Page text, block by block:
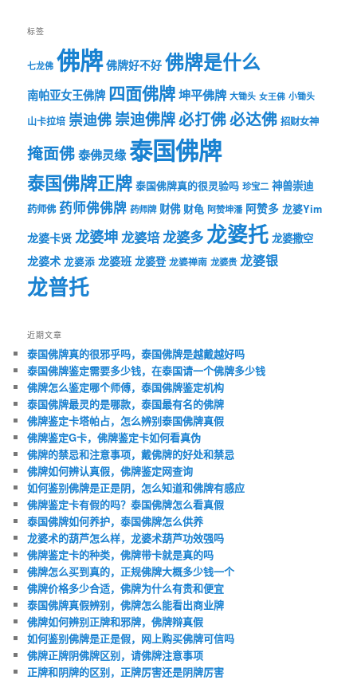
标签
七龙佛 佛牌 佛牌好不好 佛牌是什么
南帕亚女王佛牌 四面佛牌坤平佛牌 大锄头 女王佛 小锄头
山卡拉培 崇迪佛崇迪佛牌必打佛必达佛 招财女神
掩面佛泰佛灵缘泰国佛牌
泰国佛牌正牌 泰国佛牌真的很灵验吗 珍宝二 神兽崇迪
药师佛 药师佛佛牌 药师牌 财佛 财龟 阿赞坤潘 阿赞多 龙婆Yim
龙婆卡贤 龙婆坤龙婆培龙婆多龙婆托 龙婆撒空
龙婆术 龙婆添 龙婆班 龙婆登 龙婆禅南 龙婆贵 龙婆银
龙普托
近期文章
泰国佛牌真的很邪乎吗，泰国佛牌是越戴越好吗
泰国佛牌鉴定需要多少钱，在泰国请一个佛牌多少钱
佛牌怎么鉴定哪个师傅，泰国佛牌鉴定机构
泰国佛牌最灵的是哪款，泰国最有名的佛牌
佛牌鉴定卡塔帕占，怎么辨别泰国佛牌真假
佛牌鉴定G卡，佛牌鉴定卡如何看真伪
佛牌的禁忌和注意事项，戴佛牌的好处和禁忌
佛牌如何辨认真假，佛牌鉴定网查询
如何鉴别佛牌是正是阴，怎么知道和佛牌有感应
佛牌鉴定卡有假的吗？泰国佛牌怎么看真假
泰国佛牌如何养护，泰国佛牌怎么供养
龙婆术的葫芦怎么样，龙婆术葫芦功效强吗
佛牌鉴定卡的种类，佛牌带卡就是真的吗
佛牌怎么买到真的，正规佛牌大概多少钱一个
佛牌价格多少合适，佛牌为什么有贵和便宜
泰国佛牌真假辨别，佛牌怎么能看出商业牌
佛牌如何辨别正牌和邪牌，佛牌辩真假
如何鉴别佛牌是正是假，网上购买佛牌可信吗
佛牌正牌阴佛牌区别，请佛牌注意事项
正牌和阴牌的区别，正牌厉害还是阴牌厉害